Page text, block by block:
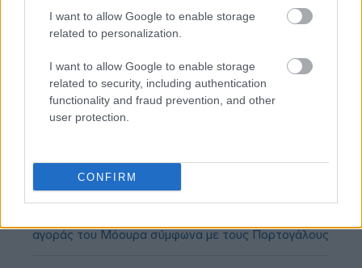
I want to allow Google to enable storage
related to personalization.
I want to allow Google to enable storage
related to security, including authentication
functionality and fraud prevention, and other
user protection.
CONFIRM
αγοράς του Μόουρα σύμφωνα με τους Πορτογάλους